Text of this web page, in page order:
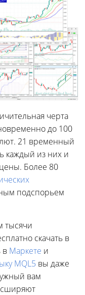
черта
до 100
21 временный
каждый из них и
Более 80
подспорьем
тысячи
скачать в
в Маркете и
MQL5 вы даже
вам